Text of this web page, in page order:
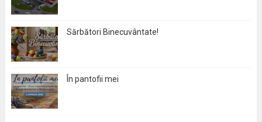
Sărbători Binecuvântate!
În pantofii mei